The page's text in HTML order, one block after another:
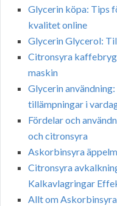
Glycerin köpa: Tips
kvalitet online
Glycerin Glycerol:
Citronsyra
maskin
Glycerin
tillämpningar i
Fördelar och
och citronsyra
Askorbinsyra
Citronsyra
Kalkavlagringar
Allt om